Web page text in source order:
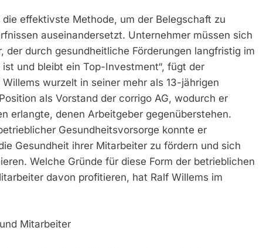
effektivste Methode, um der Belegschaft zu
auseinandersetzt. Unternehmer müssen sich
durch gesundheitliche Förderungen langfristig im
und bleibt ein Top-Investment“, fügt der
wurzelt in seiner mehr als 13-jährigen
als Vorstand der corrigo AG, wodurch er
erlangte, denen Arbeitgeber gegenüberstehen.
Gesundheitsvorsorge konnte er
Gesundheit ihrer Mitarbeiter zu fördern und sich
Welche Gründe für diese Form der betrieblichen
davon profitieren, hat Ralf Willems im
Mitarbeiter